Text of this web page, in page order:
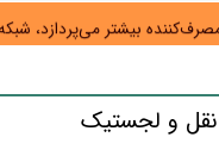
بیشتر می‌پردازد،
و لجستیک